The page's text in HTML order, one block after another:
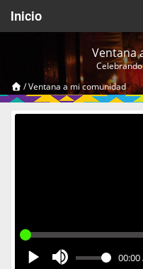
Inicio
Videos Temáticos
Ventana
/Ventana a mi comunidad
00:00